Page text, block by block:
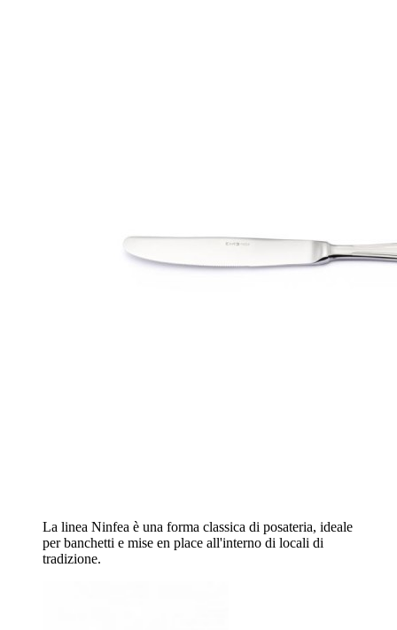
La linea Ninfea è una forma classica di posateria, ideale
per banchetti e mise en place all'interno di locali di
tradizione.